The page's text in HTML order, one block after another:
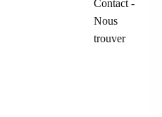
Contact -
Nous
trouver